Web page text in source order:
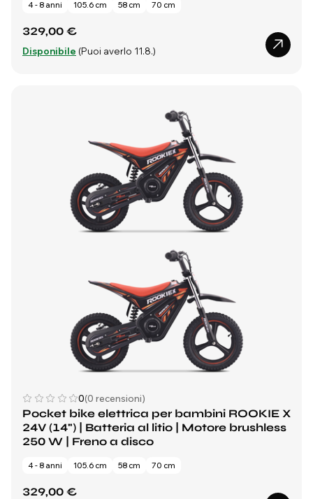
4 - 8 anni 105.6 cm 58 cm 70 cm
329,00 €
Disponibile (Puoi averlo 11.8.)
0(0 recensioni)
Pocket bike elettrica per bambini ROOKIE X
24V (14") | Batteria al litio | Motore brushless
250 W | Freno a disco
4 - 8 anni 105.6 cm 58 cm 70 cm
329,00 €